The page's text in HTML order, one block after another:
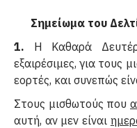
Σημείωμα του
1. Η Kαθαρά
εξαιρέσιμες, για τους
εορτές, και συνεπώς
Στους μισθωτούς που
αυτή, αν μεν είναι